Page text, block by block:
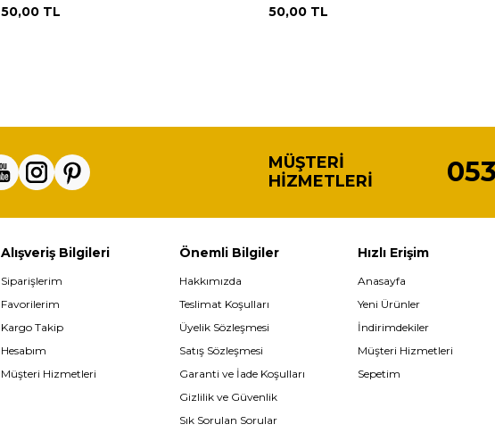
50,00 TL 50,00 TL
MÜŞTERI
HIZMETLERI
Alışveriş Bilgileri
Siparişlerim
Favorilerim
Kargo Takip
Hesabım
Müşteri Hizmetleri
Önemli Bilgiler
Hakkımızda
Teslimat Koşulları
Üyelik Sözleşmesi
Satış Sözleşmesi
Garanti ve İade Koşulları
Gizlilik ve Güvenlik
Sık Sorulan Sorular
Hızlı Erişim
Anasayfa
Yeni Ürünler
İndirimdekiler
Müşteri Hizmetleri
Sepetim